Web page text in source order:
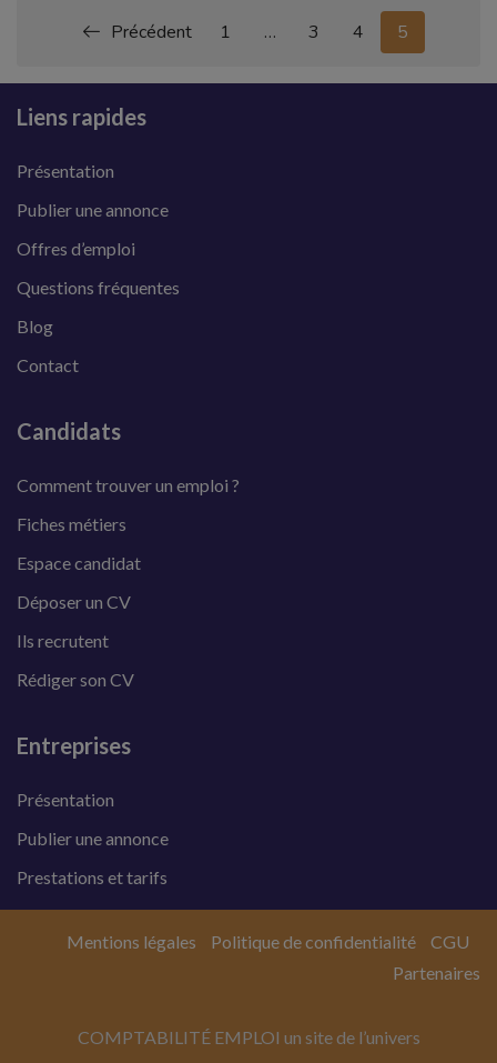
Précédent 1 … 3 4 5
Liens rapides
Présentation
Publier une annonce
Offres d’emploi
Questions fréquentes
Blog
Contact
Candidats
Comment trouver un emploi ?
Fiches métiers
Espace candidat
Déposer un CV
Ils recrutent
Rédiger son CV
Entreprises
Présentation
Publier une annonce
Prestations et tarifs
COMPTABILITÉ EMPLOI un site de l’univers
Mentions légales Politique de confidentialité
CGU
Partenaires